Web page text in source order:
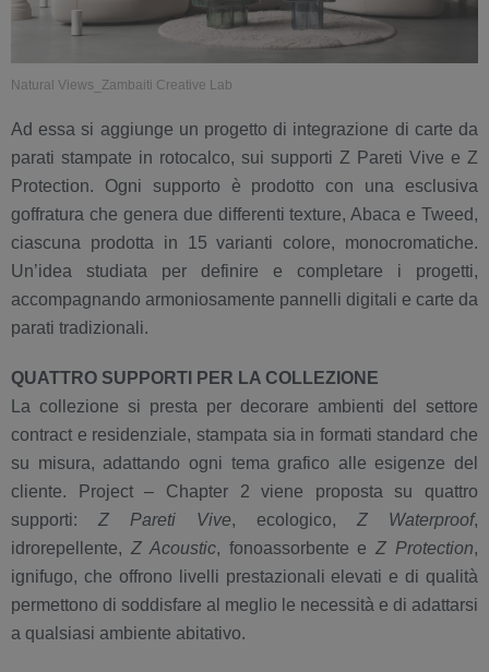
Natural Views_Zambaiti Creative Lab
Ad essa si aggiunge un progetto di integrazione di carte da
parati stampate in rotocalco, sui supporti Z Pareti Vive e Z
Protection. Ogni supporto è prodotto con una esclusiva
goffratura che genera due differenti texture, Abaca e Tweed,
ciascuna prodotta in 15 varianti colore, monocromatiche.
Un’idea studiata per definire e completare i progetti,
accompagnando armoniosamente pannelli digitali e carte da
parati tradizionali.
QUATTRO SUPPORTI PER LA COLLEZIONE
La collezione si presta per decorare ambienti del settore
contract e residenziale, stampata sia in formati standard che
su misura, adattando ogni tema grafico alle esigenze del
cliente. Project – Chapter 2 viene proposta su quattro
supporti: Z Pareti Vive, ecologico, Z Waterproof,
idrorepellente, Z Acoustic, fonoassorbente eZ Protection,
ignifugo, che offrono livelli prestazionali elevati e di qualità
permettono di soddisfare al meglio le necessità e di adattarsi
a qualsiasi ambiente abitativo.